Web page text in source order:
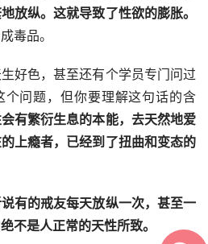
放纵。这就导致了性欲的膨胀。
毒品。
好色，甚至还有个学员专门问过
个问题，但你要理解这句话的含
会有繁衍生息的本能， 去天然地爱
上瘾者， 已经到了扭曲和变态的
有的戒友每天放纵一次，甚至一
不是人正常的天性所致。